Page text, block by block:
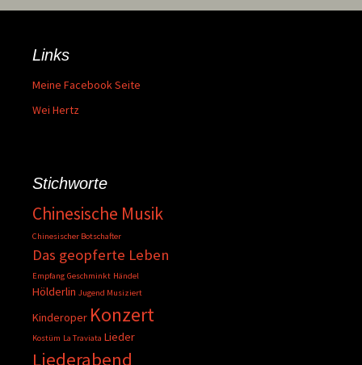
Links
Meine Facebook Seite
Wei Hertz
Stichworte
Chinesische Musik
Chinesischer Botschafter
Das geopferte Leben
Empfang Geschminkt Händel
Hölderlin Jugend Musiziert
Kinderoper Konzert
Kostüm La Traviata Lieder
Liederabend